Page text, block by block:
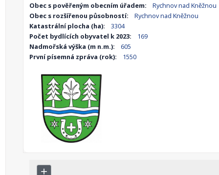
Obec s pověřeným obecním úřadem:
Rychnov nad Kněžnou
Obec s rozšířenou působností:
Rychnov nad Kněžnou
Katastrální plocha (ha):
3304
Počet bydlících obyvatel k 2023:
169
Nadmořská výška (m n.m.):
605
První písemná zpráva (rok):
1550